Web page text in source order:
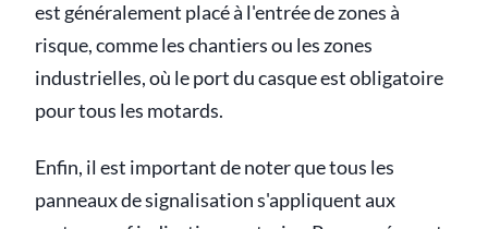
est généralement placé à l'entrée de zones à
risque, comme les chantiers ou les zones
industrielles, où le port du casque est obligatoire
pour tous les motards.
Enfin, il est important de noter que tous les
panneaux de signalisation s'appliquent aux